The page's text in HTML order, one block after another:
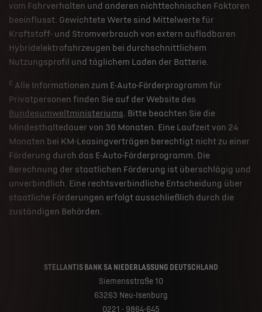
vom Fahrverhalten und anderen nichttechnischen Faktoren
beeinflusst. Gewichtete Werte sind Mittelwerte für
Kraftstoff- und Stromverbrauch von extern aufladbaren
Hybridelektrofahrzeugen bei durchschnittlichem
Nutzungsprofil und täglichem Laden der Batterie.
c Alle Informationen zum E-Auto-Förderprogramm für
Privatpersonen finden Sie auf der Website des
Bundesumweltministeriums. Bitte beachten Sie die
Mindesthaltedauer von 36 Monaten. Eine Laufzeit von 24
Monaten bei KM-Leasingverträgen berechtigt nicht zu einer
Förderung durch das E-Auto-Förderprogramm. Die
Berechnung der staatlichen Förderung ist überschlägig und
unverbindlich. Eine rechtsverbindliche Entscheidung über
staatliche Förderungen erfolgt ausschließlich durch die
zuständigen Behörden.
STELLANTIS BANK SA NIEDERLASSUNG DEUTSCHLAND
Siemensstraße 10
63263 Neu-Isenburg
0221 - 9864-645